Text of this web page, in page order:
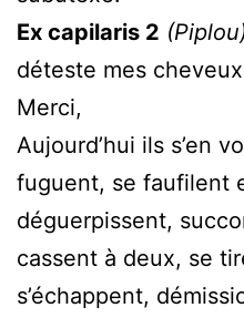
Ex capilaris 2
déteste mes
Merci,
Aujourd’hui ils s’en
fuguent, se faufilent
déguerpissent,
cassent à deux, se
s’échappent,